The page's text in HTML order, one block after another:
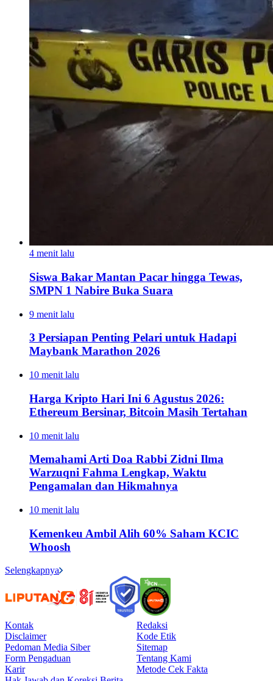
4 menit lalu
Siswa Bakar Mantan Pacar hingga Tewas,
SMPN 1 Nabire Buka Suara
9 menit lalu
3 Persiapan Penting Pelari untuk Hadapi
Maybank Marathon 2026
10 menit lalu
Harga Kripto Hari Ini 6 Agustus 2026:
Ethereum Bersinar, Bitcoin Masih Tertahan
10 menit lalu
Memahami Arti Doa Rabbi Zidni Ilma
Warzuqni Fahma Lengkap, Waktu
Pengamalan dan Hikmahnya
10 menit lalu
Kemenkeu Ambil Alih 60% Saham KCIC
Whoosh
Selengkapnya
Kontak
Redaksi
Disclaimer
Kode Etik
Pedoman Media Siber
Sitemap
Form Pengaduan
Tentang Kami
Karir
Metode Cek Fakta